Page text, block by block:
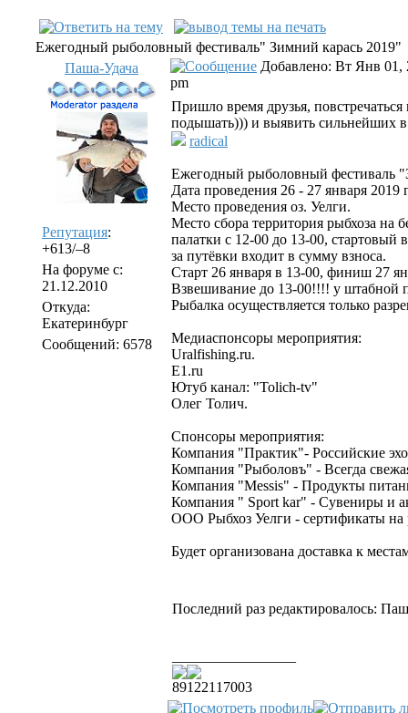
Ежегодный рыболовный фестиваль" Зимний карась 2019"
Паша-Удача
Репутация:
+613/–8
На форуме с:
21.12.2010
Откуда:
Екатеринбург
Сообщений: 6578
Добавлено: Вт Янв 01,
pm
Пришло время друзья,
подышать))) и выявить сильнейших в
radical
Ежегодный рыболовный фестиваль
Дата проведения 26 - 27 января 2019
Место проведения оз. Уелги.
Место сбора территория рыбхоза на
палатки с 12-00 до 13-00, стартовый
за путёвки входит в сумму взноса.
Старт 26 января в 13-00, финиш 27
Взвешивание до 13-00!!!! у штабной
Рыбалка осуществляется только
Медиаспонсоры мероприятия:
Uralfishing.ru.
E1.ru
Ютуб канал: "Tolich-tv"
Олег Толич.
Спонсоры мероприятия:
Компания "Практик"- Российские
Компания "Рыболовъ" - Всегда
Компания "Messis" - Продукты
Компания " Sport kar" - Сувениры и
ООО Рыбхоз Уелги - сертификаты на
Будет организована доставка к
Последний раз редактировалось:
89122117003